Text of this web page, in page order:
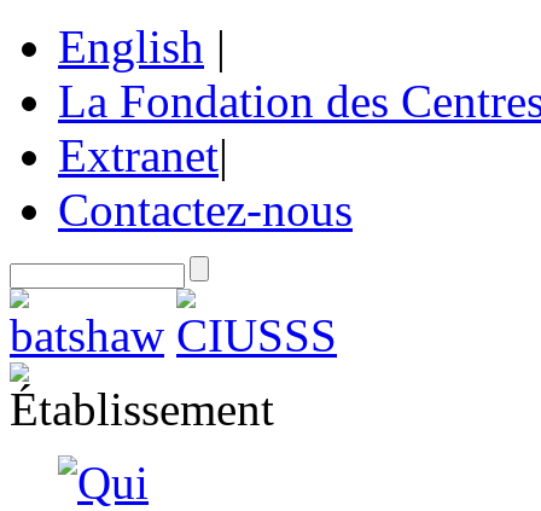
English |
La Fondation des
Extranet|
Contactez-nous